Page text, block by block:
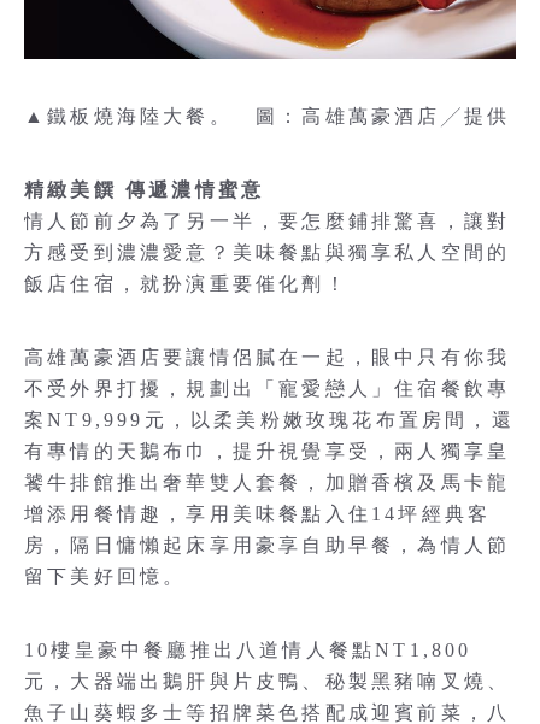
▲鐵板燒海陸大餐。 圖：高雄萬豪酒店╱提供
精緻美饌 傳遞濃情蜜意
情人節前夕為了另一半，要怎麼鋪排驚喜，讓對
方感受到濃濃愛意？美味餐點與獨享私人空間的
飯店住宿，就扮演重要催化劑！
高雄萬豪酒店要讓情侶膩在一起，眼中只有你我
不受外界打擾，規劃出「寵愛戀人」住宿餐飲專
案NT9,999元，以柔美粉嫩玫瑰花布置房間，還
有專情的天鵝布巾，提升視覺享受，兩人獨享皇
饕牛排館推出奢華雙人套餐，加贈香檳及馬卡龍
增添用餐情趣，享用美味餐點入住14坪經典客
房，隔日慵懶起床享用豪享自助早餐，為情人節
留下美好回憶。
10樓皇豪中餐廳推出八道情人餐點NT1,800
元，大器端出鵝肝與片皮鴨、秘製黑豬喃叉燒、
魚子山葵蝦多士等招牌菜色搭配成迎賓前菜，八